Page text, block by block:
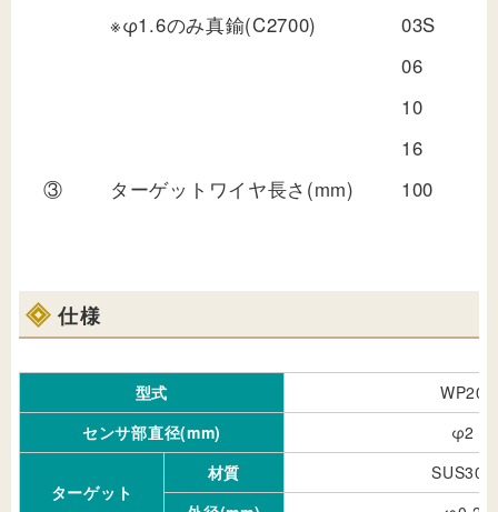
※φ1.6のみ真鍮(C2700)
03S
06
10
16
③
ターゲットワイヤ長さ(mm) 100
仕様
型式
WP20
センサ部直径(mm)
φ2
ターゲット
材質
SUS304